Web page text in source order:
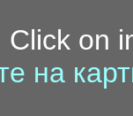
Click on
на